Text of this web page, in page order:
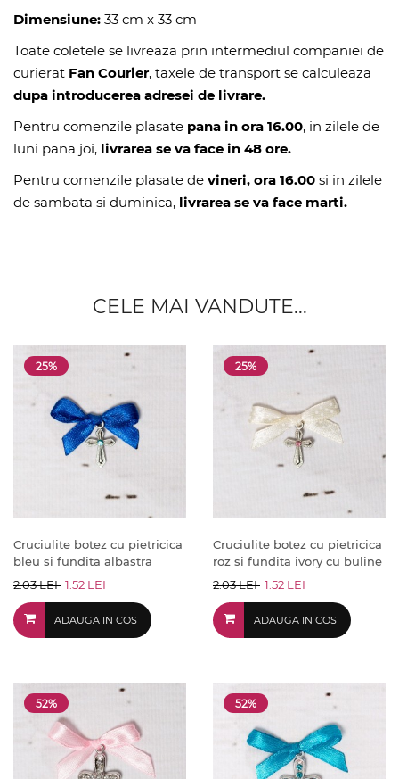
Dimensiune: 33 cm x 33 cm
Toate coletele se livreaza prin intermediul companiei de
curierat Fan Courier, taxele de transport se calculeaza
dupa introducerea adresei de livrare.
Pentru comenzile plasate pana in ora 16.00, in zilele de
luni pana joi, livrarea se va face in 48 ore.
Pentru comenzile plasate de vineri, ora 16.00 si in zilele
de sambata si duminica, livrarea se va face marti.
CELE MAI VANDUTE...
25%
Cruciulite botez cu pietricica
bleu si fundita albastra
2.03 LEI 1.52 LEI
ADAUGA IN COS
25%
Cruciulite botez cu pietricica
roz si fundita ivory cu buline
2.03 LEI 1.52 LEI
ADAUGA IN COS
52% 52%